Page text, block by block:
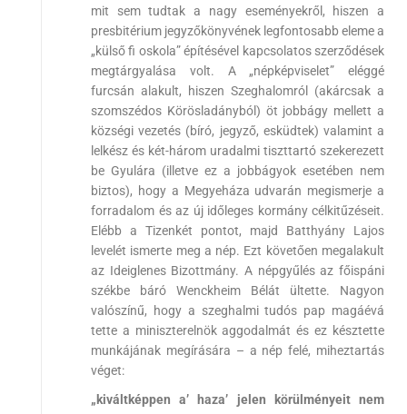
mit sem tudtak a nagy eseményekről, hiszen a
presbitérium jegyzőkönyvének legfontosabb eleme a
„külső fi oskola” építésével kapcsolatos szerződések
megtárgyalása volt. A „népképviselet” eléggé
furcsán alakult, hiszen Szeghalomról (akárcsak a
szomszédos Körösladányból) öt jobbágy mellett a
községi vezetés (bíró, jegyző, esküdtek) valamint a
lelkész és két-három uradalmi tiszttartó szekerezett
be Gyulára (illetve ez a jobbágyok esetében nem
biztos), hogy a Megyeháza udvarán megismerje a
forradalom és az új időleges kormány célkitűzéseit.
Elébb a Tizenkét pontot, majd Batthyány Lajos
levelét ismerte meg a nép. Ezt követően megalakult
az Ideiglenes Bizottmány. A népgyűlés az főispáni
székbe báró Wenckheim Bélát ültette. Nagyon
valószínű, hogy a szeghalmi tudós pap magáévá
tette a miniszterelnök aggodalmát és ez késztette
munkájának megírására – a nép felé, miheztartás
véget:
„kiváltképpen a’ haza’ jelen körülményeit nem